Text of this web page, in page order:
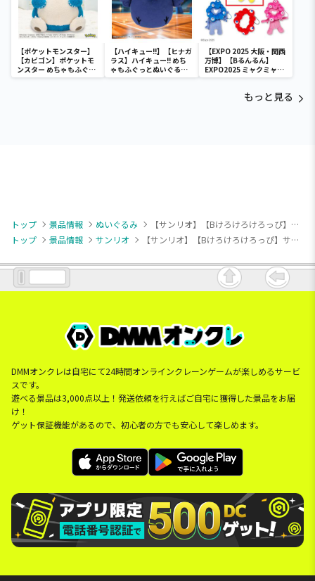
【ポケットモンスター】
【カビゴン】ポケットモ
ンスター めちゃもふぐっ
と ほっこりいやされぬい
【ハイキュー!!】【ヒナガ
ラス】ハイキュー!! めち
ゃもふぐっとぬいぐるみ
～ヒナガラス～
【EXPO 2025 大阪・関西
万博】【Bるんるん】
EXPO2025 ミャクミャク
カラフルゴム紐付きぬい
もっと見る
トップ 景品情報 ぬいぐるみ
【サンリオ】【Bけろけろけろっぴ】サンリオキャラクターズ うふふぬいぐるみ
トップ
景品情報 サンリオ 【サンリオ】【Bけろけろけろっぴ】サンリオキャラクターズ うふふぬいぐるみ
DMMオンクレは自宅にて24時間オンラインクレーンゲームが楽しめるサービ
スです。
遊べる景品は3,000点以上！発送依頼を行えばご自宅に獲得した景品をお届
け！
ゲット保証機能があるので、初心者の方でも安心して楽しめます。